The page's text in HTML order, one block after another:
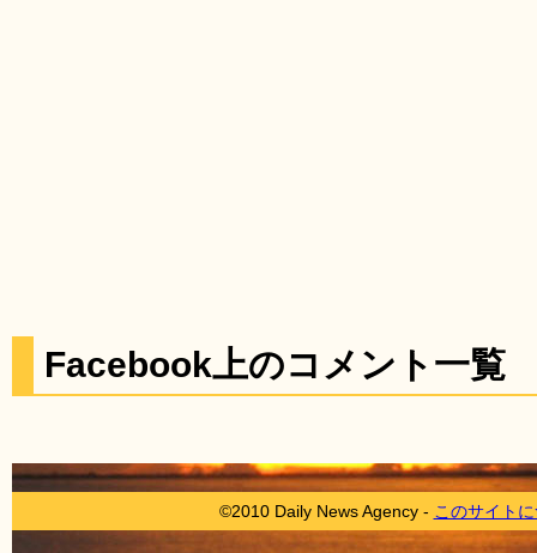
Facebook上のコメント一覧
©2010 Daily News Agency - このサイト